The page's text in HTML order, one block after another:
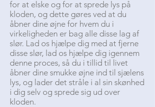
for at elske og for at sprede lys på
kloden, og dette gøres ved at du
åbner dine øjne for hvem du i
virkeligheden er bag alle disse lag af
slør. Lad os hjælpe dig med at fjerne
disse slør, lad os hjælpe dig igennem
denne proces, så du i tillid til livet
åbner dine smukke øjne ind til sjælens
lys, og lader det stråle i al sin skønhed
i dig selv og sprede sig ud over
kloden.